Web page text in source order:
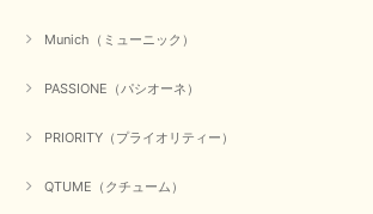
Munich（ミューニック）
PASSIONE（パシオーネ）
PRIORITY（プライオリティー）
QTUME（クチューム）